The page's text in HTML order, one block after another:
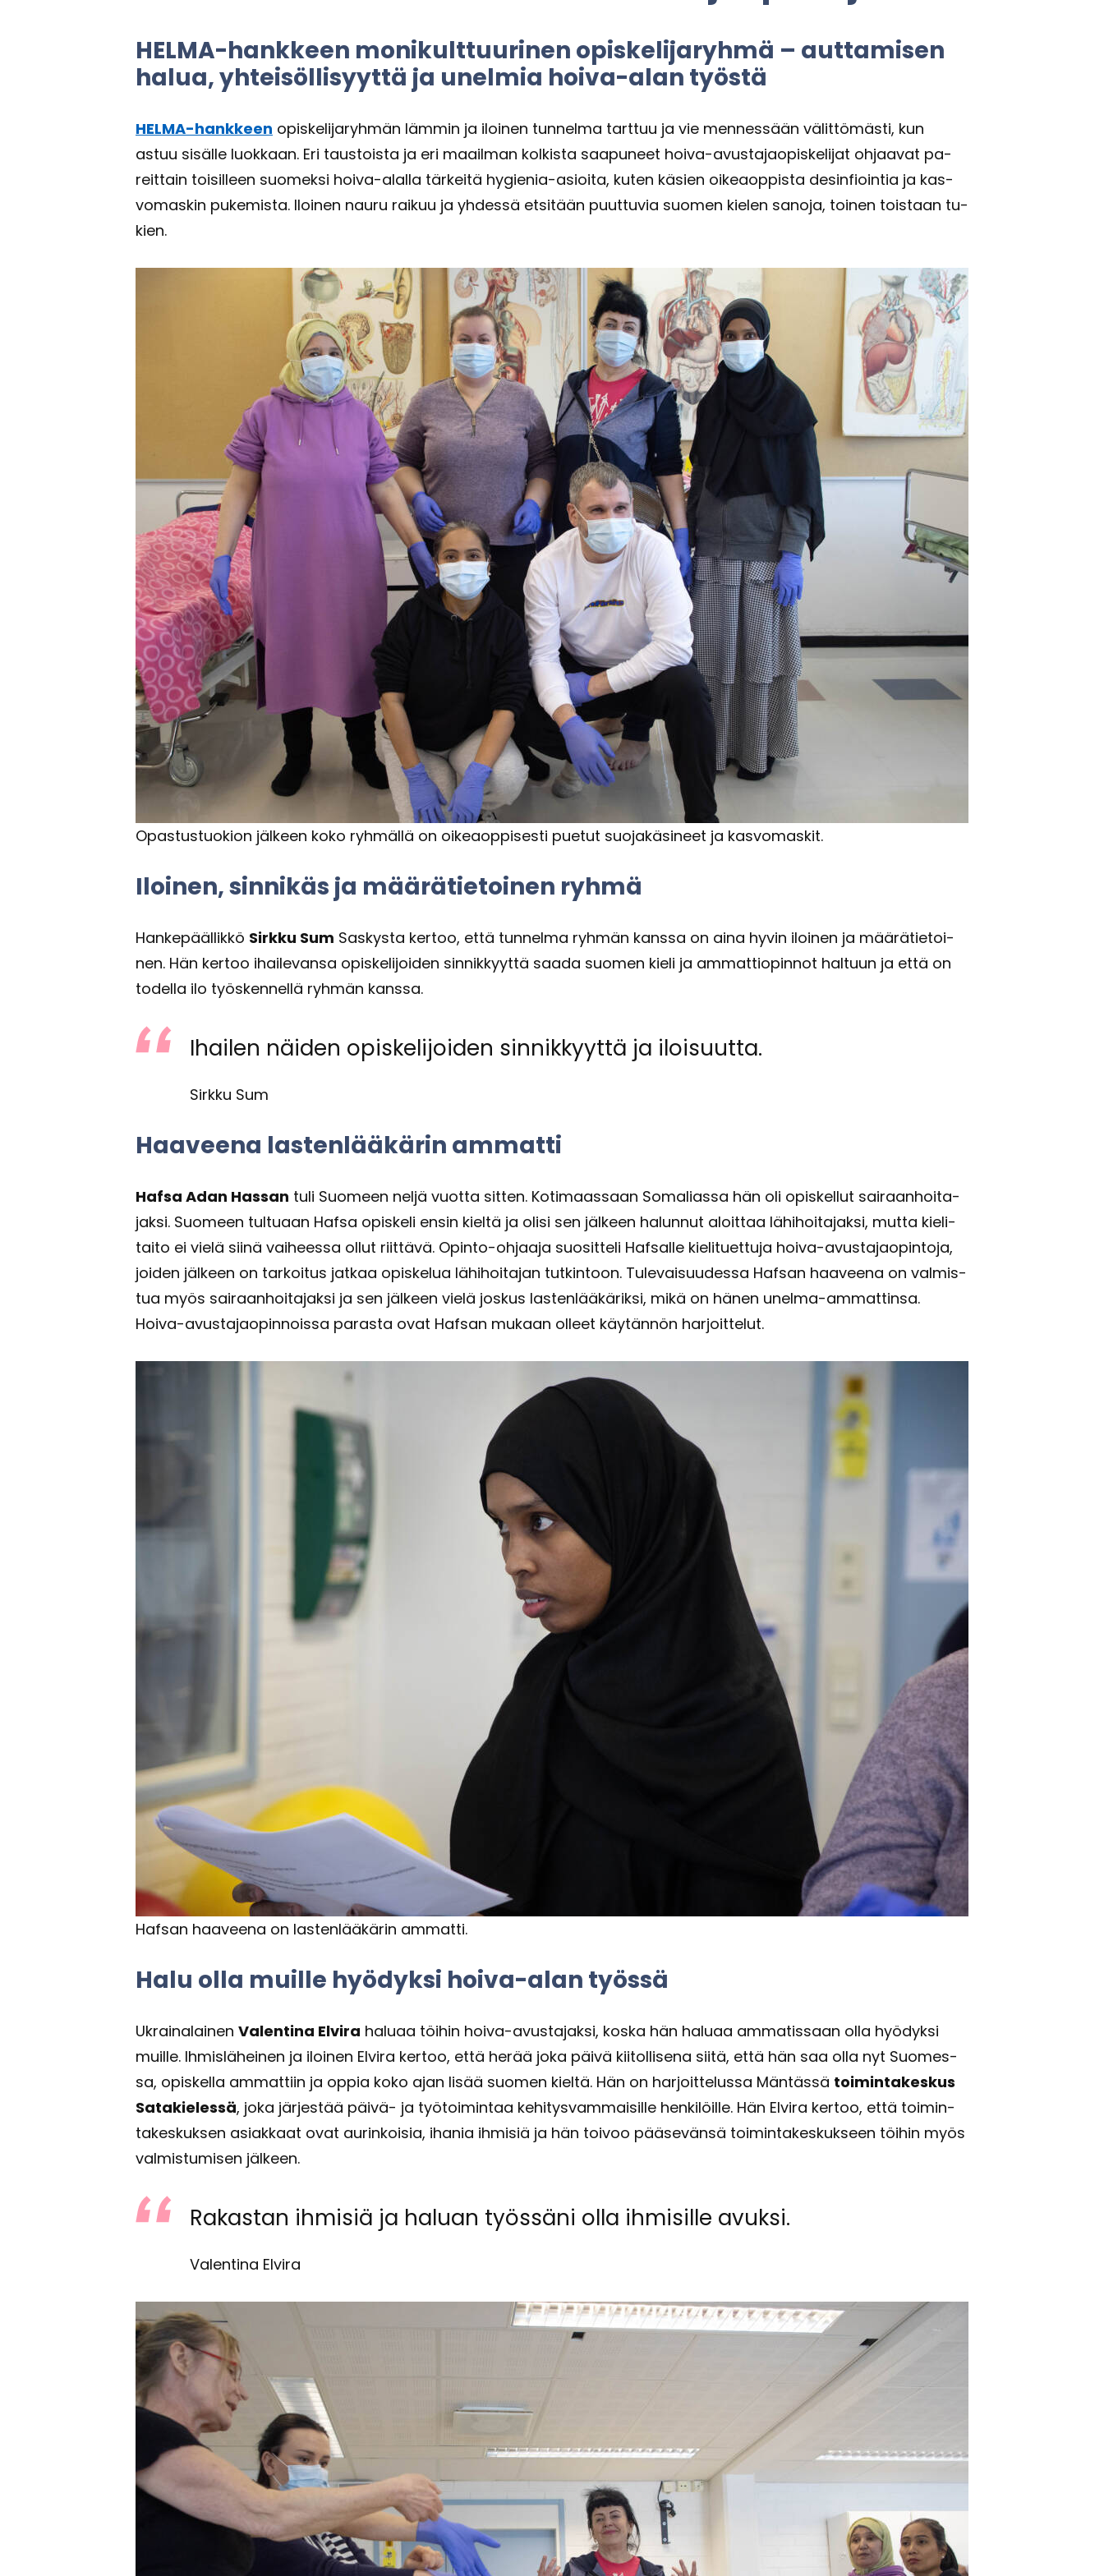
HELMA-​hankkeen mo­ni­kult­tuu­ri­nen opis­ke­li­ja­ryh­mä – aut­ta­mi­sen
halua, yh­tei­söl­li­syyt­tä ja unel­mia hoiva-​alan työs­tä
HELMA-​hankkeen opis­ke­li­ja­ryh­män läm­min ja iloi­nen tun­nel­ma tart­tuu ja vie men­nes­sään vä­lit­tö­mäs­ti, kun
astuu si­säl­le luok­kaan. Eri taus­tois­ta ja eri maa­il­man kol­kis­ta saa­pu­neet hoiva-​avustajaopiskelijat oh­jaa­vat pa­
reit­tain toi­sil­leen suo­mek­si hoiva-​alalla tär­kei­tä hygienia-​asioita, kuten kä­sien oi­keaop­pis­ta de­sin­fioin­tia ja kas­
vo­mas­kin pu­ke­mis­ta. Iloi­nen nauru rai­kuu ja yh­des­sä et­si­tään puut­tu­via suo­men kie­len sa­no­ja, toi­nen tois­taan tu­
kien.
Opas­tus­tuo­kion jäl­keen koko ryh­mäl­lä on oi­keaop­pi­ses­ti pue­tut suo­ja­kä­si­neet ja kas­vo­mas­kit.
Iloi­nen, sin­ni­käs ja mää­rä­tie­toi­nen ryhmä
Han­ke­pääl­lik­kö Sirk­ku Sum Sas­kys­ta ker­too, että tun­nel­ma ryh­män kans­sa on aina hyvin iloi­nen ja mää­rä­tie­toi­
nen. Hän ker­too ihai­le­van­sa opis­ke­li­joi­den sin­nik­kyyt­tä saada suo­men kieli ja am­mat­tio­pin­not hal­tuun ja että on
to­del­la ilo työs­ken­nel­lä ryh­män kans­sa.
Ihai­len näi­den opis­ke­li­joi­den sin­nik­kyyt­tä ja iloi­suut­ta.
Sirkku Sum
Haa­vee­na las­ten­lää­kä­rin am­mat­ti
Hafsa Adan Has­san tuli Suo­meen neljä vuot­ta sit­ten. Ko­ti­maas­saan So­ma­lias­sa hän oli opis­kel­lut sai­raan­hoi­ta­
jak­si. Suo­meen tul­tu­aan Hafsa opis­ke­li ensin kiel­tä ja olisi sen jäl­keen ha­lun­nut aloit­taa lä­hi­hoi­ta­jak­si, mutta kie­li­
tai­to ei vielä siinä vai­hees­sa ollut riit­tä­vä. Opinto-​ohjaaja suo­sit­te­li Haf­sal­le kie­li­tuet­tu­ja hoiva-​avustajaopintoja,
joi­den jäl­keen on tar­koi­tus jat­kaa opis­ke­lua lä­hi­hoi­ta­jan tut­kin­toon. Tu­le­vai­suu­des­sa Haf­san haa­vee­na on val­mis­
tua myös sai­raan­hoi­ta­jak­si ja sen jäl­keen vielä jos­kus las­ten­lää­kä­rik­si, mikä on hänen unelma-​ammattinsa.
Hoiva-​avustajaopinnoissa pa­ras­ta ovat Haf­san mu­kaan ol­leet käy­tän­nön har­joit­te­lut.
Haf­san haa­vee­na on las­ten­lää­kä­rin am­mat­ti.
Halu olla muil­le hyö­dyk­si hoiva-​alan työs­sä
Ukrai­na­lai­nen Va­len­ti­na El­vi­ra ha­lu­aa töi­hin hoiva-​avustajaksi, koska hän ha­lu­aa am­ma­tis­saan olla hyö­dyk­si
muil­le. Ih­mis­lä­hei­nen ja iloi­nen El­vi­ra ker­too, että herää joka päivä kii­tol­li­se­na siitä, että hän saa olla nyt Suo­mes­
sa, opis­kel­la am­mat­tiin ja oppia koko ajan lisää suo­men kiel­tä. Hän on har­joit­te­lus­sa Män­täs­sä toi­min­ta­kes­kus
Sa­ta­kie­les­sä, joka jär­jes­tää päivä-​ ja työ­toi­min­taa ke­hi­tys­vam­mai­sil­le hen­ki­löil­le. Hän El­vi­ra ker­too, että toi­min­
ta­kes­kuk­sen asiak­kaat ovat au­rin­koi­sia, iha­nia ih­mi­siä ja hän toi­voo pää­se­vän­sä toi­min­ta­kes­kuk­seen töi­hin myös
val­mis­tu­mi­sen jäl­keen.
Ra­kas­tan ih­mi­siä ja ha­luan työs­sä­ni olla ih­mi­sil­le avuk­si.
Valentina Elvira